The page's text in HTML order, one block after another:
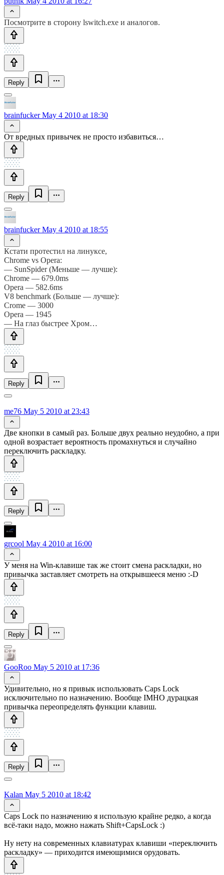
Посмотрите в сторону lswitch.exe и аналогов.
Reply
brainfuckerMay 4 2010 at 18:30
От вредных привычек не просто избавиться…
Reply
brainfuckerMay 4 2010 at 18:55
Кстати протестил на линуксе,
Chrome vs Opera:
— SunSpider (Меньше — лучше):
Chrome — 679.0ms
Opera — 582.6ms
V8 benchmark (Больше — лучше):
Crome — 3000
Opera — 1945
— На глаз быстрее Хром…
Reply
me76 May 5 2010 at 23:43
Две кнопки в самый раз. Больше двух реально неудобно, а при
одной возрастает вероятность промахнуться и случайно
переключить раскладку.
Reply
grcool May 4 2010 at 16:00
У меня на Win-клавише так же стоит смена раскладки, но
привычка заставляет смотреть на открывшееся меню :-D
Reply
GooRoo May 5 2010 at 17:36
Удивительно, но я привык использовать Caps Lock
исключительно по назначению. Вообще IMHO дурацкая
привычка переопределять функции клавиш.
Reply
Kalan May 5 2010 at 18:42
Caps Lock по назначению я использую крайне редко, а когда
всё-таки надо, можно нажать Shift+CapsLock :)
Ну нету на современных клавиатурах клавиши «переключить
раскладку» — приходится имеющимися орудовать.